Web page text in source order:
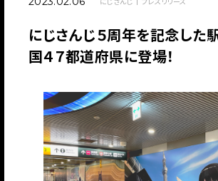
にじさんじ５周年を記念した
国４７都道府県に登場！